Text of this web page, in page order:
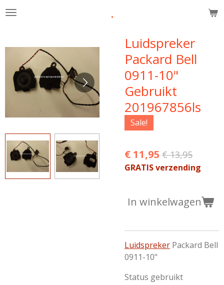
Ga
de
hoofdinhoud
.
Luidspreker
Packard Bell
0911-10"
Gebruikt
201967856ls
Sale!
€ 11,95 € 13,95
GRATIS verzending
In winkelwagen
Luidspreker Packard Bell
0911-10"
Status gebruikt